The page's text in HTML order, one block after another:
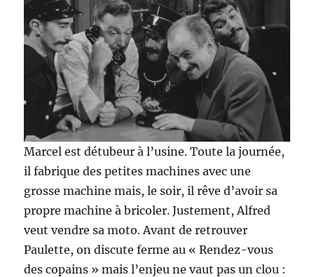
Marcel est détubeur à l’usine. Toute la journée,
il fabrique des petites machines avec une
grosse machine mais, le soir, il rêve d’avoir sa
propre machine à bricoler. Justement, Alfred
veut vendre sa moto. Avant de retrouver
Paulette, on discute ferme au « Rendez-vous
des copains » mais l’enjeu ne vaut pas un clou :